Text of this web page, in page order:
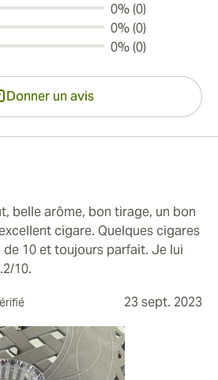
0% (0)
0% (0)
0% (0)
Donner un avis
belle arôme, bon tirage, un bon
cigare. Quelques cigares
10 et toujours parfait. Je lui
10.
23 sept. 2023